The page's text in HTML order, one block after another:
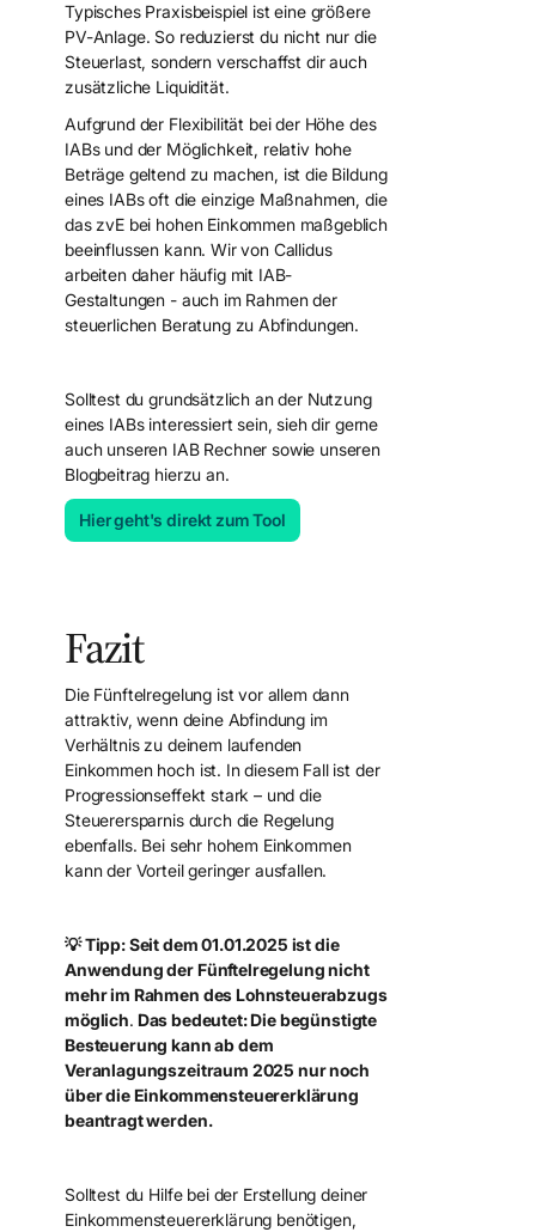
Typisches Praxisbeispiel ist eine größere
PV-Anlage. So reduzierst du nicht nur die
Steuerlast, sondern verschaffst dir auch
zusätzliche Liquidität.
Aufgrund der Flexibilität bei der Höhe des
IABs und der Möglichkeit, relativ hohe
Beträge geltend zu machen, ist die Bildung
eines IABs oft die einzige Maßnahmen, die
das zvE bei hohen Einkommen maßgeblich
beeinflussen kann. Wir von Callidus
arbeiten daher häufig mit IAB-
Gestaltungen - auch im Rahmen der
steuerlichen Beratung zu Abfindungen.
Solltest du grundsätzlich an der Nutzung
eines IABs interessiert sein, sieh dir gerne
auch unseren IAB Rechner sowie unseren
Blogbeitrag hierzu an.
Hier geht's direkt zum Tool
Mandant werden
Fazit
Die Fünftelregelung ist vor allem dann
attraktiv, wenn deine Abfindung im
Verhältnis zu deinem laufenden
Einkommen hoch ist. In diesem Fall ist der
Progressionseffekt stark – und die
Steuerersparnis durch die Regelung
ebenfalls. Bei sehr hohem Einkommen
kann der Vorteil geringer ausfallen.
💡 Tipp: Seit dem 01.01.2025 ist die
Anwendung der Fünftelregelung nicht
mehr im Rahmen des Lohnsteuerabzugs
möglich. Das bedeutet: Die begünstigte
Besteuerung kann ab dem
Veranlagungszeitraum 2025 nur noch
über die Einkommensteuererklärung
beantragt werden.
Solltest du Hilfe bei der Erstellung deiner
Einkommensteuererklärung benötigen,